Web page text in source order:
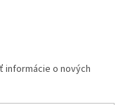
informácie o nových